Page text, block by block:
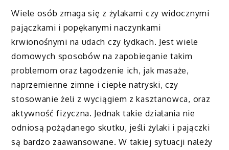
Wiele osób zmaga się z żylakami czy widocznymi
pajączkami i popękanymi naczynkami
krwionośnymi na udach czy łydkach. Jest wiele
domowych sposobów na zapobieganie takim
problemom oraz łagodzenie ich, jak masaże,
naprzemienne zimne i ciepłe natryski, czy
stosowanie żeli z wyciągiem z kasztanowca, oraz
aktywność fizyczna. Jednak takie działania nie
odniosą pożądanego skutku, jeśli żylaki i pajączki
są bardzo zaawansowane. W takiej sytuacji należy